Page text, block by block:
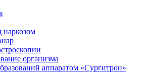
организма
аппаратом «Сургитрон»‎